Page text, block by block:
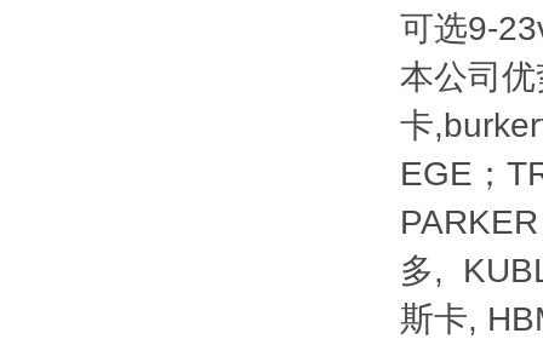
可选9-
本公司
卡
EGE；
多,
斯卡,